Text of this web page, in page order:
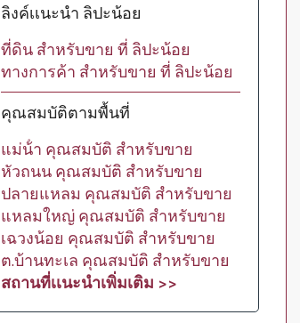
ลิงค์เเนะนำ ลิปะน้อย
ที่ดิน สำหรับขาย ที่ ลิปะน้อย
ทางการค้า สำหรับขาย ที่ ลิปะน้อย
คุณสมบัติตามพื้นที่
แม่น้ํา คุณสมบัติ สำหรับขาย
หัวถนน คุณสมบัติ สำหรับขาย
ปลายแหลม คุณสมบัติ สำหรับขาย
แหลมใหญ่ คุณสมบัติ สำหรับขาย
เฉวงน้อย คุณสมบัติ สำหรับขาย
ต.บ้านทะเล คุณสมบัติ สำหรับขาย
สถานที่เเนะนำเพิ่มเติม >>